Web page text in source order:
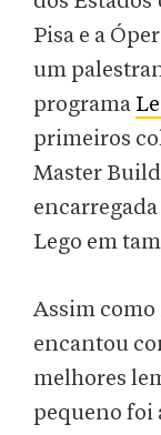
Pisa e a
um
programa
primeiros
Master
Lego em
Assim como
encantou
melhores
pequeno foi